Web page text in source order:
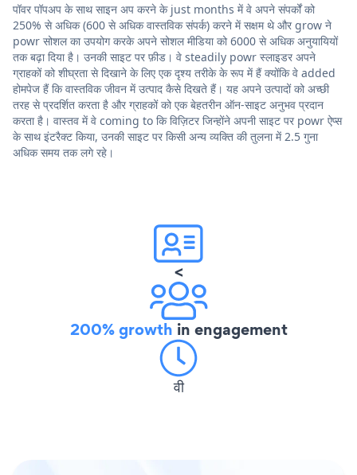
पॉवर पॉपअप के साथ साइन अप करने के just months में वे अपने संपर्कों को
250% से अधिक (600 से अधिक वास्तविक संपर्क) करने में सक्षम थे और grow ने
powr सोशल का उपयोग करके अपने सोशल मीडिया को 6000 से अधिक अनुयायियों
तक बढ़ा दिया है। उनकी साइट पर फ़ीड। वे steadily powr स्लाइडर अपने
ग्राहकों को शीघ्रता से दिखाने के लिए एक दृश्य तरीके के रूप में हैं क्योंकि वे added
होमपेज हैं कि वास्तविक जीवन में उत्पाद कैसे दिखते हैं। यह अपने उत्पादों को अच्छी
तरह से प्रदर्शित करता है और ग्राहकों को एक बेहतरीन ऑन-साइट अनुभव प्रदान
करता है। वास्तव में वे coming to कि विज़िटर जिन्होंने अपनी साइट पर powr ऐप्स
के साथ इंटरैक्ट किया, उनकी साइट पर किसी अन्य व्यक्ति की तुलना में 2.5 गुना
अधिक समय तक लगे रहे।
<
200% growth in engagement
वी